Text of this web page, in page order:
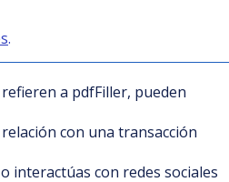
.
a pdfFiller, pueden
con una transacción
interactúas con redes sociales